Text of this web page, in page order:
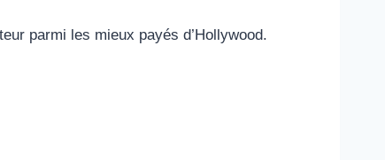
parmi les mieux payés d’Hollywood.